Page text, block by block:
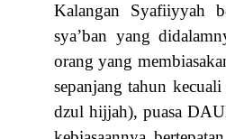
Kalangan Syafiiyyah
sya’ban yang
orang yang
sepanjang tahun
dzul hijjah), puasa